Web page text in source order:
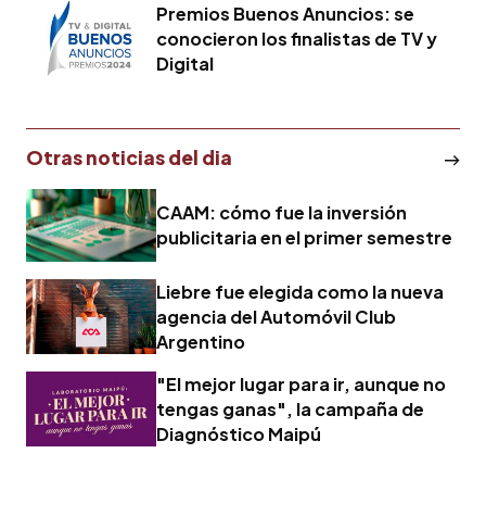
Premios Buenos Anuncios: se
conocieron los finalistas de TV y
Digital
Otras noticias del dia
CAAM: cómo fue la inversión
publicitaria en el primer semestre
Liebre fue elegida como la nueva
agencia del Automóvil Club
Argentino
"El mejor lugar para ir, aunque no
tengas ganas", la campaña de
Diagnóstico Maipú